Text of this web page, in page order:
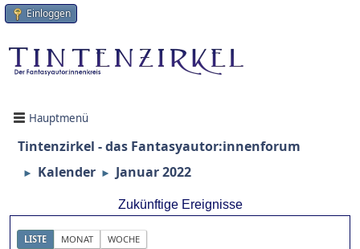
Einloggen
Hauptmenü
Tintenzirkel - das Fantasyautor:innenforum
► Kalender ► Januar 2022
Zukünftige Ereignisse
LISTE MONAT WOCHE